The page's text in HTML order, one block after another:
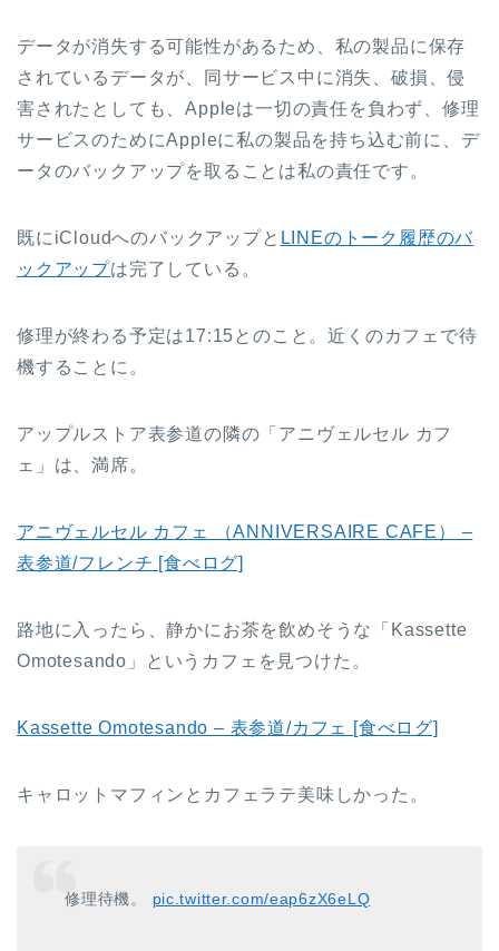
データが消失する可能性があるため、私の製品に保存
されているデータが、同サービス中に消失、破損、侵
害されたとしても、Appleは一切の責任を負わず、修理
サービスのためにAppleに私の製品を持ち込む前に、デ
ータのバックアップを取ることは私の責任です。
既にiCloudへのバックアップと LINEのトーク履歴のバ
ックアップは完了している。
修理が終わる予定は17:15とのこと。近くのカフェで待
機することに。
アップルストア表参道の隣の「アニヴェルセル カフ
ェ」は、満席。
アニヴェルセル カフェ （ANNIVERSAIRE CAFE） –
表参道/フレンチ [食べログ]
路地に入ったら、静かにお茶を飲めそうな「Kassette
Omotesando」というカフェを見つけた。
Kassette Omotesando – 表参道/カフェ [食べログ]
キャロットマフィンとカフェラテ美味しかった。
修理待機。 pic.twitter.com/eap6zX6eLQ